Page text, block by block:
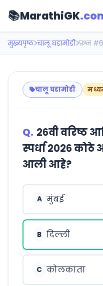
📚MarathiGK
मुख्यपृष्ठ चालू घडामोडी प्रश्न
चालू घडामोडी
Q. २६वी वरिष्ठ
स्पर्धा २०२६
आली आहे?
A मुंबई
B दिल्ली
C कोलकाता